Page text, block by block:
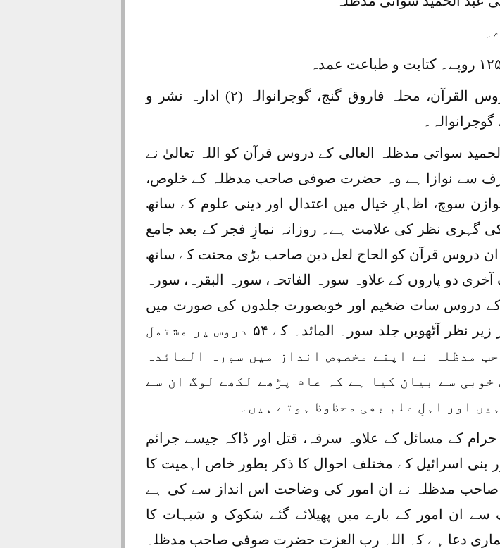
ملنے کے پتے: (۱) مکتبہ دروس القرآن، محلہ فاروق گنج، گوجرانوالہ (۲) ادارہ نشر و
سواتی مدظلہ العالی کے دروس قرآن کو اللہ تعالیٰ نے
سے نوازا ہے وہ حضرت صوفی صاحب مدظلہ کے خلوص،
سوچ، اظہارِ خیال میں اعتدال اور دینی علوم کے ساتھ
گہری نظر کی علامت ہے۔ روزانہ نمازِ فجر کے بعد جامع
ان دروس قرآن کو الحاج لعل دین صاحب بڑی محنت کے ساتھ
دو پاروں کے علاوہ سورہ الفاتحہ، سورہ البقرہ، سورہ
کے دروس سات ضخیم اور خوبصورت جلدوں کی صورت میں
منظرِ عام پر آ چکے ہیں۔ اور زیر نظر آٹھویں جلد سورہ المائدہ کے ۵۴ دروس پر مشتمل
مدظلہ نے اپنے مخصوص انداز میں سورہ المائدہ
سے بیان کیا ہے کہ عام پڑھے لکھے لوگ ان سے
اور اہلِ علم بھی محظوظ ہوتے ہیں۔
حرام کے مسائل کے علاوہ سرقہ، قتل اور ڈاکہ جیسے جرائم
بنی اسرائیل کے مختلف احوال کا ذکر بطور خاص اہمیت کا
مدظلہ نے ان امور کی وضاحت اس انداز سے کی ہے
ان امور کے بارے میں پھیلائے گئے شکوک و شبہات کا
ہماری دعا ہے کہ اللہ رب العزت حضرت صوفی صاحب مدظلہ